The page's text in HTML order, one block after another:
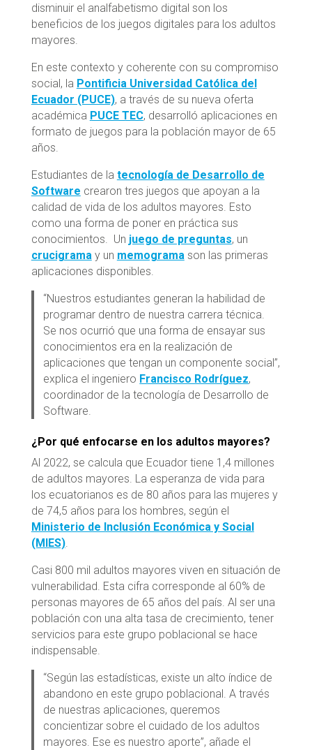
disminuir el analfabetismo digital son los
beneficios de los juegos digitales para los adultos
mayores.
En este contexto y coherente con su compromiso
social, la Pontificia Universidad Católica del
Ecuador (PUCE), a través de su nueva oferta
académica PUCE TEC, desarrolló aplicaciones en
formato de juegos para la población mayor de 65
años.
Estudiantes de la tecnología de Desarrollo de
Software crearon tres juegos que apoyan a la
calidad de vida de los adultos mayores. Esto
como una forma de poner en práctica sus
conocimientos. Un juego de preguntas, un
crucigramay un memogramason las primeras
aplicaciones disponibles.
“Nuestros estudiantes generan la habilidad de
programar dentro de nuestra carrera técnica.
Se nos ocurrió que una forma de ensayar sus
conocimientos era en la realización de
aplicaciones que tengan un componente social”,
explica el ingeniero Francisco Rodríguez,
coordinador de la tecnología de Desarrollo de
Software.
¿Por qué enfocarse en los adultos mayores?
Al 2022, se calcula que Ecuador tiene 1,4 millones
de adultos mayores. La esperanza de vida para
los ecuatorianos es de 80 años para las mujeres y
de 74,5 años para los hombres, según el
Ministerio de Inclusión Económica y Social
(MIES).
Casi 800 mil adultos mayores viven en situación de
vulnerabilidad. Esta cifra corresponde al 60% de
personas mayores de 65 años del país. Al ser una
población con una alta tasa de crecimiento, tener
servicios para este grupo poblacional se hace
indispensable.
“Según las estadísticas, existe un alto índice de
abandono en este grupo poblacional. A través
de nuestras aplicaciones, queremos
concientizar sobre el cuidado de los adultos
mayores. Ese es nuestro aporte”, añade el